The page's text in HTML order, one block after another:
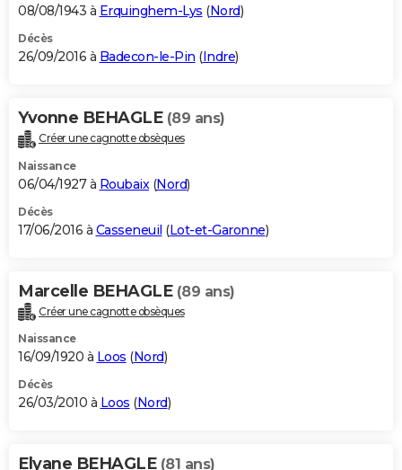
08/08/1943 à Erquinghem-Lys (Nord)
Décès
26/09/2016 à Badecon-le-Pin (Indre)
Yvonne BEHAGLE (89 ans)
Créer une cagnotte obsèques
Naissance
06/04/1927 à Roubaix (Nord)
Décès
17/06/2016 à Casseneuil (Lot-et-Garonne)
Marcelle BEHAGLE (89 ans)
Créer une cagnotte obsèques
Naissance
16/09/1920 à Loos (Nord)
Décès
26/03/2010 à Loos (Nord)
Elyane BEHAGLE (81 ans)